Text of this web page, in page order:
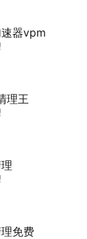
器vpm
理王
免费